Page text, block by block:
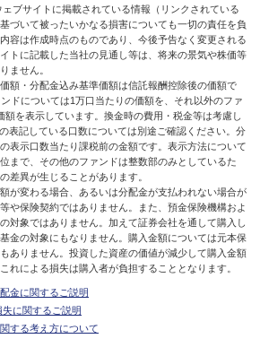
ブサイトに掲載されている情報（リンクされている
づいて被ったいかなる損害についても一切の責任を負
容は作成時点のものであり、今後予告なく変更される
トに記載した当社の見通し等は、将来の景気や株価等
ません。
額・分配金込み基準価額は信託報酬控除後の価額で
ドについては1万口当たりの価額を、それ以外のファ
額を表示しています。換金時の費用・税金等は考慮し
表記している口数については別途ご確認ください。分
表示口数当たり課税前の金額です。表示方法について
まで、その他のファンドは整数部のみとしているた
差異が生じることがあります。
が変わる場合、あるいは分配金が支払われない場合が
や保険契約ではありません。また、預金保険機構およ
対象ではありません。加えて証券会社を通して購入し
金の対象にもなりません。購入金額については元本保
ありません。投資した資産の価値が減少して購入金額
れによる損失は購入者が負担することとなります。
金に関するご説明
に関するご説明
する考え方について